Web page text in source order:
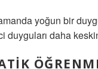
yoğun bir
duyguları daha